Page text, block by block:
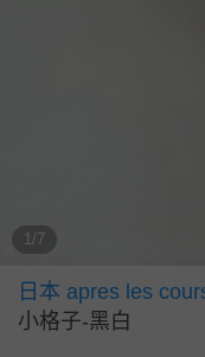
1/7
日本 apres les
小格子-黑白